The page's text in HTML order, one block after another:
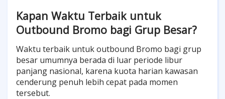
Kapan Waktu Terbaik untuk
Outbound Bromo bagi Grup Besar?
Waktu terbaik untuk outbound Bromo bagi grup
besar umumnya berada di luar periode libur
panjang nasional, karena kuota harian kawasan
cenderung penuh lebih cepat pada momen
tersebut.